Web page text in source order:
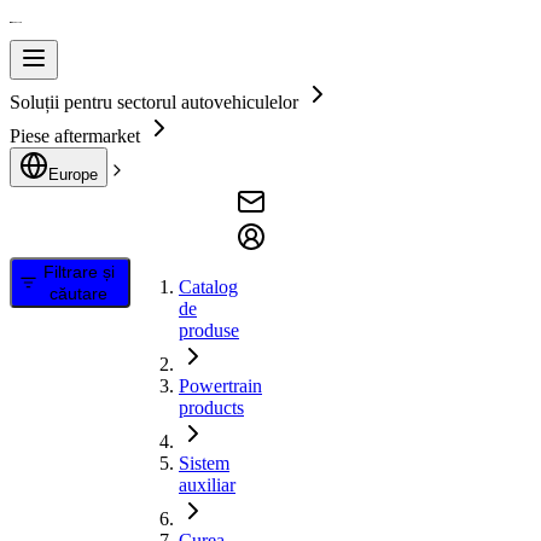
Soluții pentru sectorul autovehiculelor
Piese aftermarket
Europe
Filtrare și
căutare
Catalog
de
produse
Powertrain
products
Sistem
auxiliar